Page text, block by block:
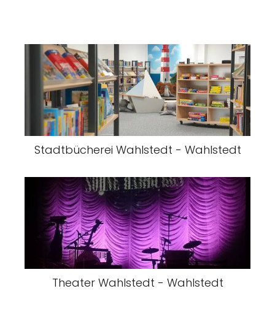
Stadtbücherei Wahlstedt - Wahlstedt
Theater Wahlstedt - Wahlstedt